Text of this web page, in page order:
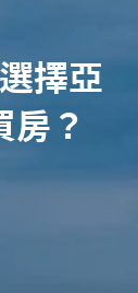
擇亞
房？